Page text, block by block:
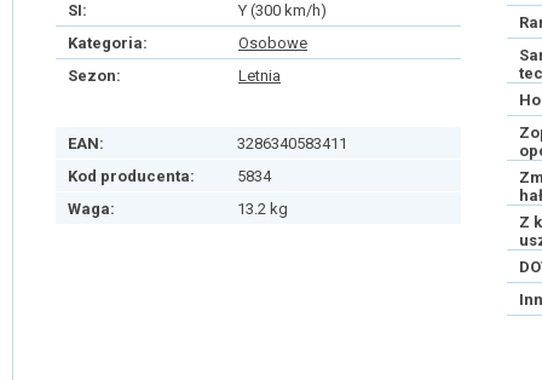
SI:
Y (300 km/h)
Kategoria:
Osobowe
Sezon:
Letnia
EAN:
3286340583411
Kod producenta:
5834
Waga:
13.2 kg
Z